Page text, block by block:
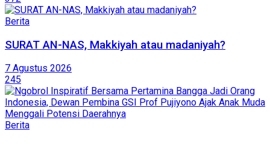
Berita
SURAT AN-NAS, Makkiyah atau madaniyah?
7 Agustus 2026
245
Berita